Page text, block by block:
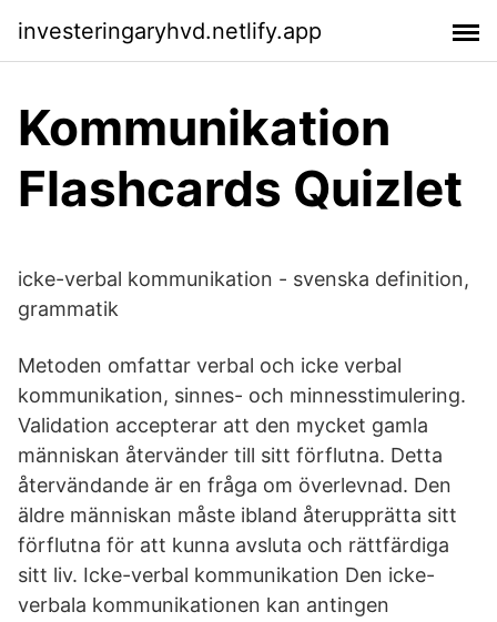
investeringaryhvd.netlify.app
Kommunikation
Flashcards Quizlet
icke-verbal kommunikation - svenska definition,
grammatik
Metoden omfattar verbal och icke verbal
kommunikation, sinnes- och minnesstimulering.
Validation accepterar att den mycket gamla
människan återvänder till sitt förflutna. Detta
återvändande är en fråga om överlevnad. Den
äldre människan måste ibland återupprätta sitt
förflutna för att kunna avsluta och rättfärdiga
sitt liv. Icke-verbal kommunikation Den icke-
verbala kommunikationen kan antingen